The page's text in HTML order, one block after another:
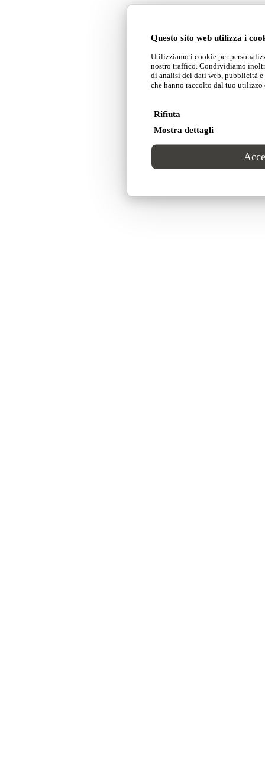
Questo sito web utilizza i
Utilizziamo i cookie per
nostro traffico. Condividiamo
di analisi dei dati web, pubblicità
che hanno raccolto dal tuo
Rifiuta
Mostra dettagli